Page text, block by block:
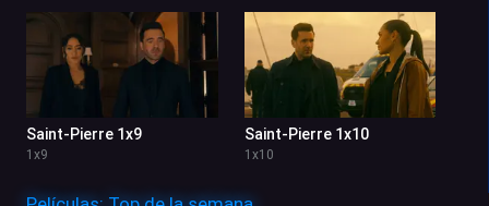
Saint-Pierre 1x9
1 x9
Saint-Pierre 1x10
1 x10